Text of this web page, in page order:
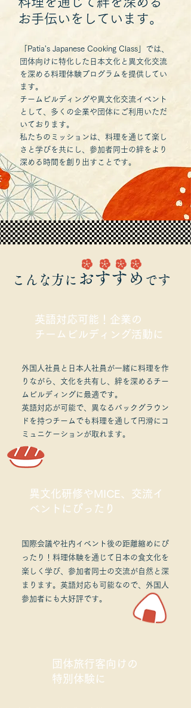
お手伝いをしています。
「Patia's Japanese Cooking Class」では、
団体向けに特化した日本文化と異文化交流
を深める料理体験プログラムを提供してい
ます。
チームビルディングや異文化交流イベント
として、多くの企業や団体にご利用いただ
いております。
私たちのミッションは、料理を通じて楽し
さと学びを共にし、参加者同士の絆をより
深める時間を創り出すことです。
​こんな方に おすすめ です
英語対応可能！企業の
チームビルディング活動に
外国人社員と日本人社員が一緒に料理を作
りながら、文化を共有し、絆を深めるチー
ムビルディングに最適です。
英語対応が可能で、異なるバックグラウン
ドを持つチームでも料理を通して円滑にコ
ミュニケーションが取れます。
異文化研修やMICE、交流イ
ベントにぴったり
国際会議や社内イベント後の距離縮めにぴ
ったり！料理体験を通じて日本の食文化を
楽しく学び、参加者同士の交流が自然と深
まります。英語対応も可能なので、外国人
参加者にも大好評です。
団体旅行客向けの
特別体験に